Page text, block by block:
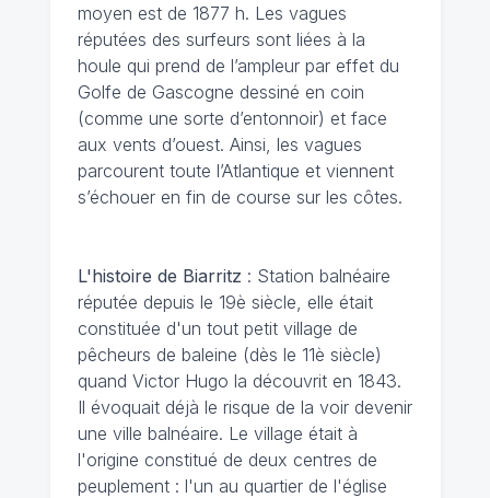
moyen est de 1877 h. Les vagues
réputées des surfeurs sont liées à la
houle qui prend de l’ampleur par effet du
Golfe de Gascogne dessiné en coin
(comme une sorte d’entonnoir) et face
aux vents d’ouest. Ainsi, les vagues
parcourent toute l’Atlantique et viennent
s’échouer en fin de course sur les côtes.
L'histoire de Biarritz : Station balnéaire
réputée depuis le 19è siècle, elle était
constituée d'un tout petit village de
pêcheurs de baleine (dès le 11è siècle)
quand Victor Hugo la découvrit en 1843.
Il évoquait déjà le risque de la voir devenir
une ville balnéaire. Le village était à
l'origine constitué de deux centres de
peuplement : l'un au quartier de l'église